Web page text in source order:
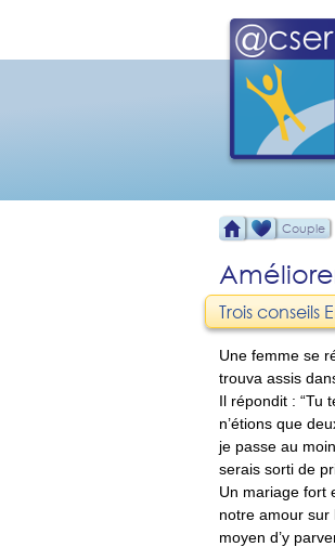
Couple
Trois conseils
Une femme se
trouva assis
Il répondit : “Tu
n’étions que
je passe au
serais sorti de
Un mariage fort
notre amour sur
moyen d’y